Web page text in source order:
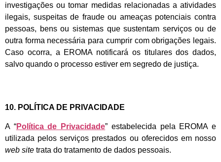
investigações ou tomar medidas relacionadas a atividades
ilegais, suspeitas de fraude ou ameaças potenciais contra
pessoas, bens ou sistemas que sustentam serviços ou de
outra forma necessária para cumprir com obrigações legais.
Caso ocorra, a EROMA notificará os titulares dos dados,
salvo quando o processo estiver em segredo de justiça.
10. POLÍTICA DE PRIVACIDADE
A “Política de Privacidade” estabelecida pela EROMA e
utilizada pelos serviços prestados ou oferecidos em nosso
web site trata do tratamento de dados pessoais.